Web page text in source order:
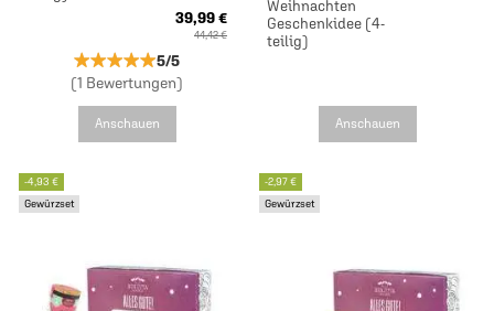
39,99 €
44,42 €
★★★★★
★★★★★5/5
(1 Bewertungen)
Anschauen
Weihnachten
Geschenkidee (4-
teilig)
Anschauen
-4,93 €
Gewürzset
-2,97 €
Gewürzset